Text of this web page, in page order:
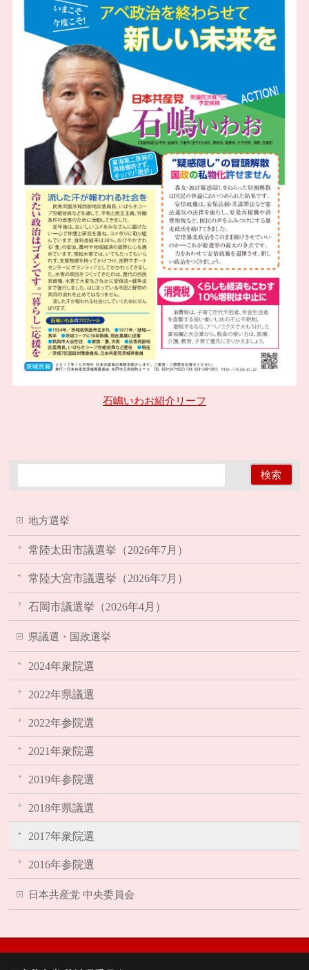
石嶋いわお紹介リーフ
地方選挙
常陸太田市議選挙（2026年7月）
常陸大宮市議選挙（2026年7月）
石岡市議選挙（2026年4月）
県議選・国政選挙
2024年衆院選
2022年県議選
2022年参院選
2021年衆院選
2019年参院選
2018年県議選
2017年衆院選
2016年参院選
日本共産党 中央委員会